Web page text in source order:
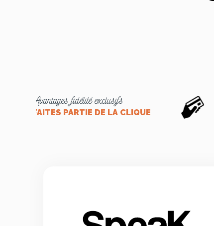
Avantages fidélité exclusifs
FAITES PARTIE DE LA CLIQUE